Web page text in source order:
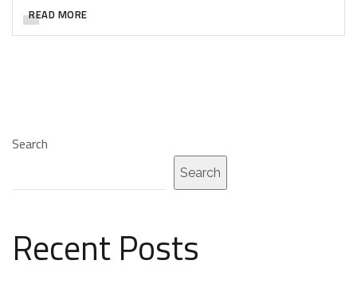
READ MORE
Search
Search
Recent Posts